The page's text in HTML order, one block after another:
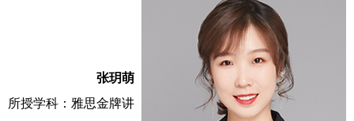
张玥萌
所授学科：雅思金牌讲